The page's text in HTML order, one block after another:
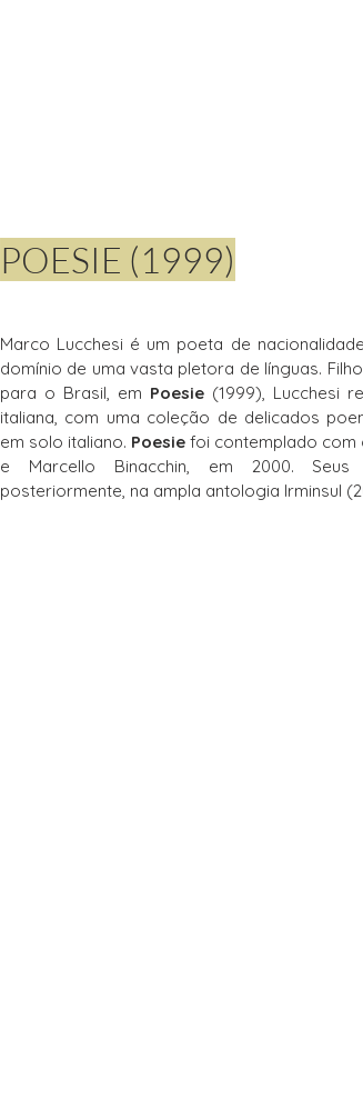
Marco Lucchesi é um poeta de
domínio de uma vasta pletora de línguas.
para o Brasil, em Poesie (1999), Lucchesi
italiana, com uma coleção de delicados
em solo italiano. Poesie foi contemplado com
e Marcello Binacchin, em 2000. Seus
posteriormente, na ampla antologia Irminsul
POESIE (1999)